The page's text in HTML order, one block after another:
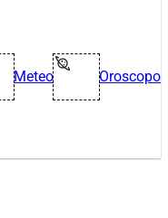
Meteo Oroscopo